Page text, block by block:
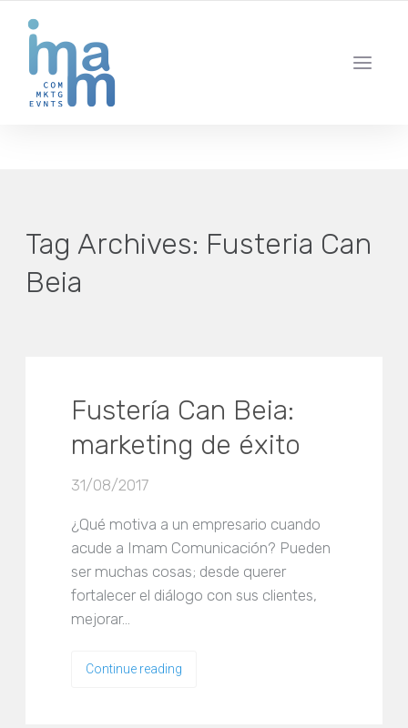
IBIZA · MADRID · BARCELONA
Tag Archives: Fusteria Can
Beia
Fustería Can Beia:
marketing de éxito
31/08/2017
¿Qué motiva a un empresario cuando
acude a Imam Comunicación? Pueden
ser muchas cosas; desde querer
fortalecer el diálogo con sus clientes,
mejorar…
Continue reading